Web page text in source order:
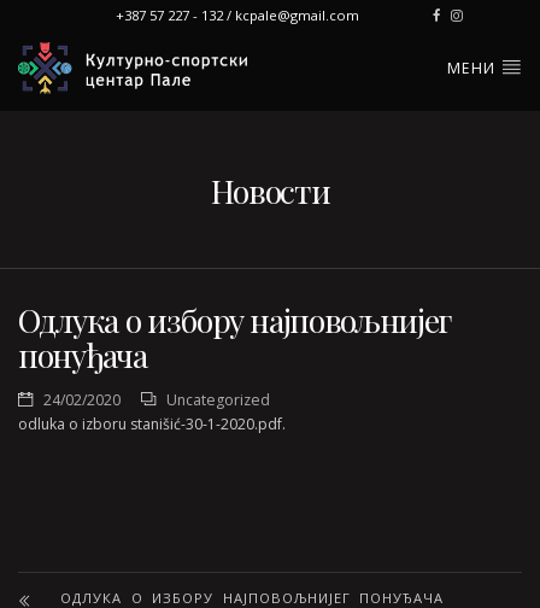
+387 57 227 - 132 / kcpale@gmail.com
МЕНИ
Новости
Одлука о избору најповољнијег
понуђача
24/02/2020
Uncategorized
odluka o izboru stanišić-30-1-2020.pdf.
ОДЛУКА О ИЗБОРУ НАЈПОВОЉНИЈЕГ ПОНУЂАЧА